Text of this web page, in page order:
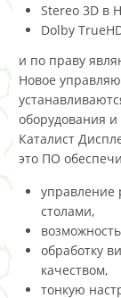
Stereo 3D в
Dolby
и по праву
Новое
оборудования
Каталист
это ПО
управление
столами,
обработку
качеством,
тонкую